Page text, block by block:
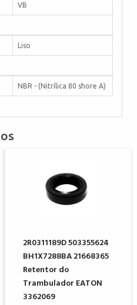
VB
Liso
NBR - (Nitrílica 80 shore A)
2R0311189D 503355624
BH1X7288BA 21668365
Retentor do
Trambulador EATON
3362069